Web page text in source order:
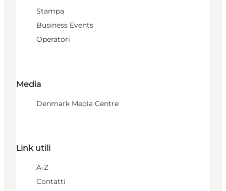
Stampa
Business Events
Operatori
Media
Denmark Media Centre
Link utili
A-Z
Contatti